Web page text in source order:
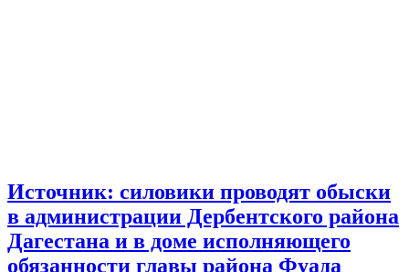
Источник: силовики проводят обыски
в администрации Дербентского района
Дагестана и в доме исполняющего
обязанности главы района Фуада